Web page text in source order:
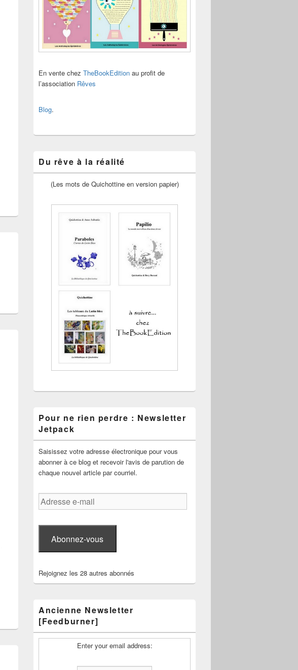
En vente chez TheBookEdition au profit de
l’association Rêves
Blog.
Du rêve à la réalité
(Les mots de Quichottine en version papier)
Pour ne rien perdre : Newsletter
Jetpack
Saisissez votre adresse électronique pour vous
abonner à ce blog et recevoir l'avis de parution de
chaque nouvel article par courriel.
Adresse
e-
Abonnez-vous
Rejoignez les 28 autres abonnés
Ancienne Newsletter
[Feedburner]
Enter your email address: